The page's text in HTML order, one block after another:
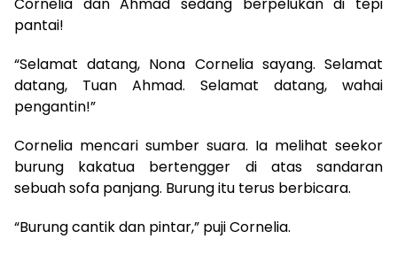
pantai!
“Selamat datang, Nona Cornelia sayang. Selamat
datang, Tuan Ahmad. Selamat datang, wahai
pengantin!”
Cornelia mencari sumber suara. Ia melihat seekor
burung kakatua bertengger di atas sandaran
sebuah sofa panjang. Burung itu terus berbicara.
“Burung cantik dan pintar,” puji Cornelia.